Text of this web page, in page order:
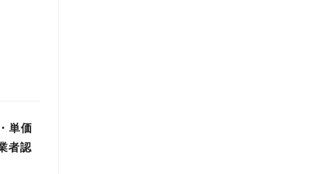
単価
者認